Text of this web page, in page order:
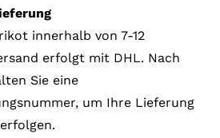
innerhalb von 7-12
erfolgt mit DHL. Nach
Sie eine
um Ihre Lieferung